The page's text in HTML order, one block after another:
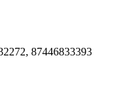
87446833393